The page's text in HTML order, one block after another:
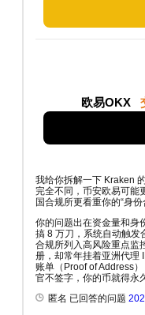
欧易OKX
我给你拆解一下 Kraken
完全不同，币安欧易可能
国合规所更看重你的“身份
你的问题出在资金量和身
搞 8 万刀，系统自动触发
合规所列入高风险重点监
册，却常年挂着亚洲代理
账单（Proof of Address
官不签字，你的币就得永
匿名 已回答的问题